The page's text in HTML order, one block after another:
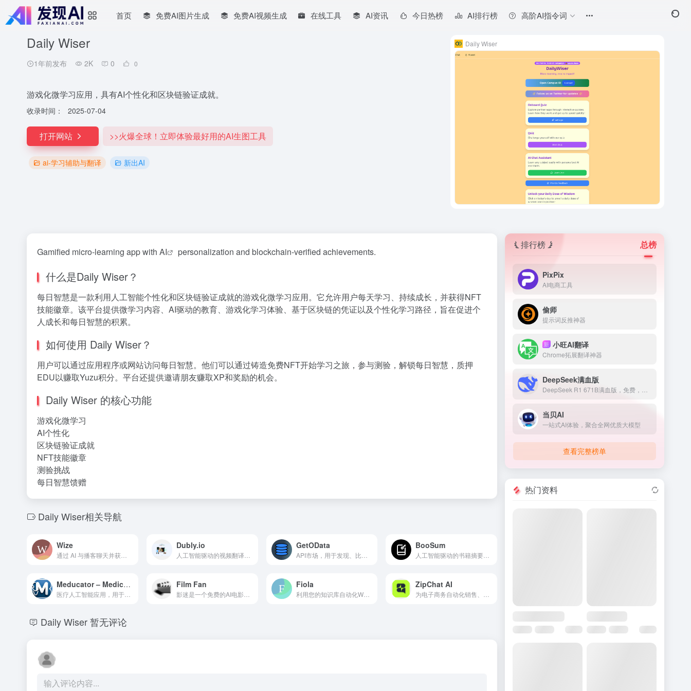
首页 免费AI图片生成 免费AI视频生成 在线工具 AI资讯 今日热榜 AI排行榜 高阶AI指令词
Daily Wiser
1年前发布 2K 0 0
游戏化微学习应用，具有AI个性化和区块链验证成就。
收录时间： 2025-07-04
打开网站 >>火爆全球！立即体验最好用的AI生图工具
ai-学习辅助与翻译 新出AI
Daily Wiser
Gamified micro-learning app with AI personalization and blockchain-verified achievements.
什么是Daily Wiser？
每日智慧是一款利用人工智能个性化和区块链验证成就的游戏化微学习应用。它允许用户每天学习、持续成长，并获得NFT
技能徽章。该平台提供微学习内容、AI驱动的教育、游戏化学习体验、基于区块链的凭证以及个性化学习路径，旨在促进个
人成长和每日智慧的积累。
如何使用 Daily Wiser？
用户可以通过应用程序或网站访问每日智慧。他们可以通过铸造免费NFT开始学习之旅，参与测验，解锁每日智慧，质押
EDU以赚取Yuzu积分。平台还提供邀请朋友赚取XP和奖励的机会。
Daily Wiser 的核心功能
游戏化微学习
AI个性化
区块链验证成就
NFT技能徽章
测验挑战
每日智慧馈赠
Daily Wiser相关导航
Wize Dubly.io GetOData
API市场，用于发现、比较和选择4000多个API。
BooSum
Meducator – Medical AI Film Fan
影迷是一个免费的AI电影推荐引擎，提供个性化建议。
Fiola
利用您的知识库自动化WhatsApp客户支持，以减少响应时间一半。
ZipChat AI
Daily Wiser暂无评论
排行榜 总榜
PixPix
AI电商工具
偷师
提示词反推神器
新 小旺AI翻译
Chrome拓展翻译神器
DeepSeek满血版
当贝AI
一站式AI体验，聚合全网优质大模型
查看完整榜单
热门资料